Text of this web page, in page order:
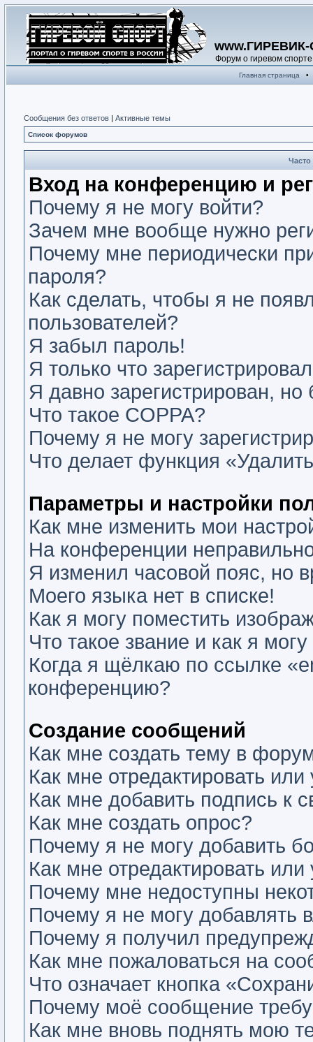
Форум о гиревом спорте
Главная страница •
Сообщения без ответов | Активные темы
Список форумов
Вход на конференцию и
Почему я не могу войти?
Зачем мне вообще нужно
Почему мне периодически
пароля?
Как сделать, чтобы я не
пользователей?
Я забыл пароль!
Я только что
Я давно зарегистрирован,
Что такое COPPA?
Почему я не могу
Что делает функция
Параметры и настройки
Как мне изменить мои
На конференции
Я изменил часовой пояс, но
Моего языка нет в списке!
Как я могу поместить
Что такое звание и как я
Когда я щёлкаю по ссылке
конференцию?
Создание сообщений
Как мне создать тему в
Как мне отредактировать
Как мне добавить подпись к
Как мне создать опрос?
Почему я не могу добавить
Как мне отредактировать
Почему мне недоступны
Почему я не могу добавлять
Почему я получил
Как мне пожаловаться на
Что означает кнопка
Почему моё сообщение
Как мне вновь поднять мою